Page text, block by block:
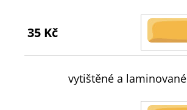
35 Kč
vytištěné a laminované